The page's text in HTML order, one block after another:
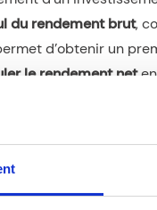
du rendement brut,
d’obtenir un
le rendement net
obtenu